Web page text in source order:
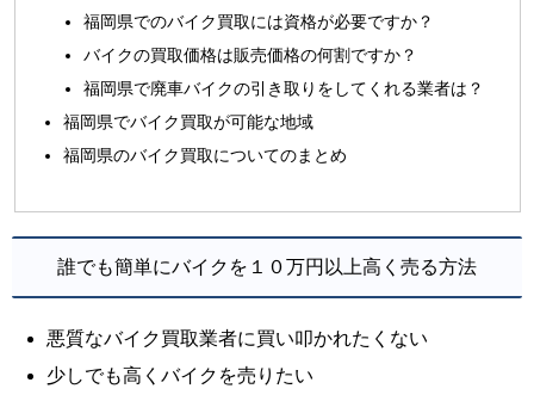
福岡県でのバイク買取には資格が必要ですか？
バイクの買取価格は販売価格の何割ですか？
福岡県で廃車バイクの引き取りをしてくれる業者は？
福岡県でバイク買取が可能な地域
福岡県のバイク買取についてのまとめ
誰でも簡単にバイクを１０万円以上高く売る方法
悪質なバイク買取業者に買い叩かれたくない
少しでも高くバイクを売りたい